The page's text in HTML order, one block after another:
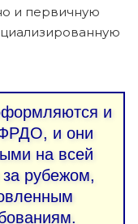
и первичную
и
и они
на всей
рубежом,